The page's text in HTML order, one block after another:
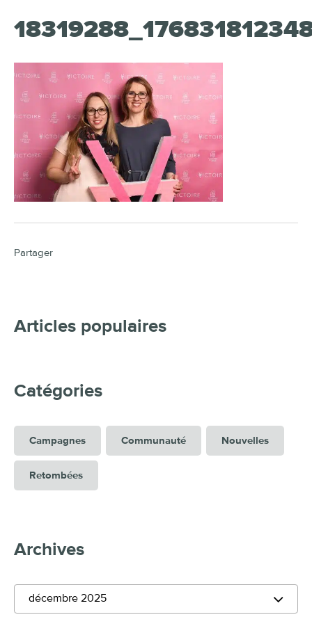
Partager
Articles populaires
Catégories
Campagnes Communauté Nouvelles
Retombées
Archives
décembre 2025